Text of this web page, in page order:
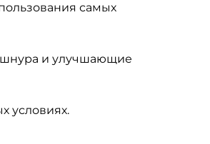
самых
и улучшающие
условиях.